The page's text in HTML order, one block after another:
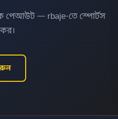
পেআউট — rbaje-তে স্পোর্টস